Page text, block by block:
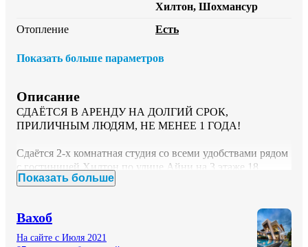
Хилтон, Шохмансур
Отопление
Есть
Показать больше параметров
Описание
СДАЁТСЯ В АРЕНДУ НА ДОЛГИЙ СРОК,
ПРИЛИЧНЫМ ЛЮДЯМ, НЕ МЕНЕЕ 1 ГОДА!
Сдаётся 2-х комнатная студия со всеми удобствами рядом
с гостиницей Хилтон по улице Айни на 3 этаже 18
этажного дома.
В дом установлено 2 высококачественных лифтов 🚀
Показать больше
Вахоб
На сайте с Июля 2021